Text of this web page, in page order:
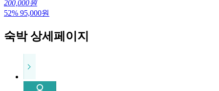
200,000원
52% 95,000원
숙박 상세페이지